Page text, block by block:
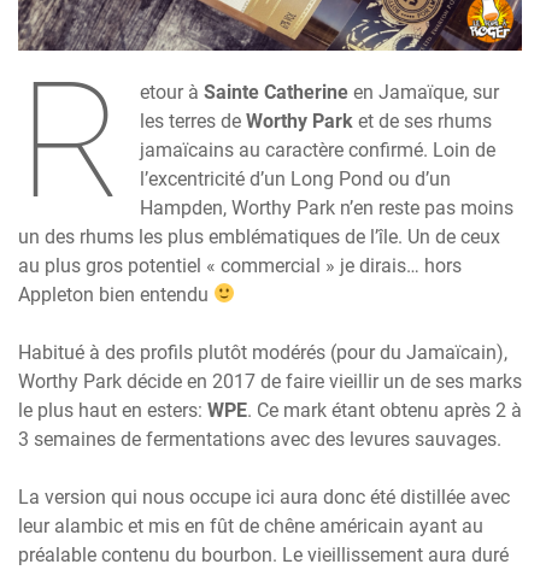
R etour àSainte Catherine en Jamaïque, sur
les terres deWorthy Park et de ses rhums
jamaïcains au caractère confirmé. Loin de
l’excentricité d’un Long Pond ou d’un
Hampden, Worthy Park n’en reste pas moins
un des rhums les plus emblématiques de l’île. Un de ceux
au plus gros potentiel « commercial » je dirais… hors
Appleton bien entendu
Habitué à des profils plutôt modérés (pour du Jamaïcain),
Worthy Park décide en 2017 de faire vieillir un de ses marks
le plus haut en esters: WPE. Ce mark étant obtenu après 2 à
3 semaines de fermentations avec des levures sauvages.
La version qui nous occupe ici aura donc été distillée avec
leur alambic et mis en fût de chêne américain ayant au
préalable contenu du bourbon. Le vieillissement aura duré